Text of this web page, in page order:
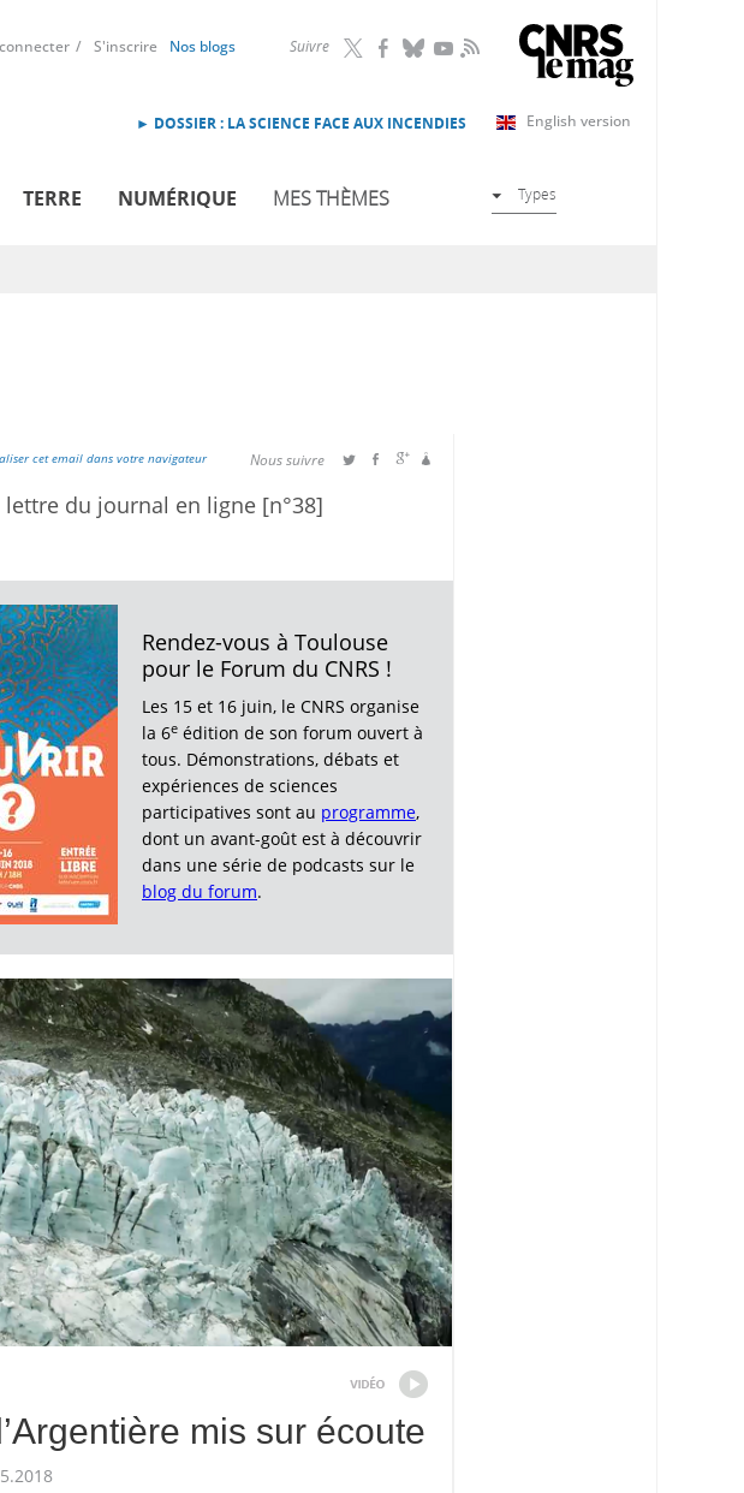
Suivre RSS
S'inscrire Nos blogs
English version
► DOSSIER : LA SCIENCE FACE AUX INCENDIES
TERRE NUMÉRIQUE MES THÈMES Types
cet email dans votre navigateur Nous suivre
lettre du journal en ligne [n°38]
Rendez-vous à Toulouse
pour le Forum du CNRS !
Les 15 et 16 juin, le CNRS organise
la 6e édition de son forum ouvert à
tous. Démonstrations, débats et
expériences de sciences
participatives sont au programme,
dont un avant-goût est à découvrir
dans une série de podcasts sur le
blog du forum.
mis sur écoute